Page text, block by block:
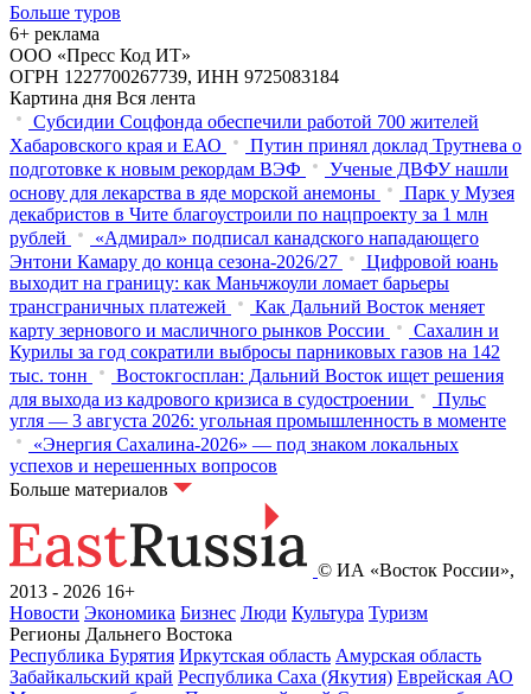
Больше туров
6+ реклама
ООО «Пресс Код ИТ»
ОГРН 1227700267739, ИНН 9725083184
Картина дня Вся лента
Субсидии Соцфонда обеспечили работой 700 жителей
Хабаровского края и ЕАО
Путин принял доклад Трутнева о
подготовке к новым рекордам ВЭФ
Ученые ДВФУ нашли
основу для лекарства в яде морской анемоны
Парк у Музея
декабристов в Чите благоустроили по нацпроекту за 1 млн
рублей
«Адмирал» подписал канадского нападающего
Энтони Камару до конца сезона-2026/27
Цифровой юань
выходит на границу: как Маньчжоули ломает барьеры
трансграничных платежей
Как Дальний Восток меняет
карту зернового и масличного рынков России
Сахалин и
Курилы за год сократили выбросы парниковых газов на 142
тыс. тонн
Востокгосплан: Дальний Восток ищет решения
для выхода из кадрового кризиса в судостроении
Пульс
угля — 3 августа 2026: угольная промышленность в моменте
«Энергия Сахалина-2026» — под знаком локальных
успехов и нерешенных вопросов
Больше материалов
© ИА «Восток России»,
2013 - 2026 16+
Новости Экономика Бизнес Люди Культура Туризм
Регионы Дальнего Востока
Республика Бурятия Иркутская область Амурская область
Забайкальский край Республика Саха (Якутия) Еврейская АО